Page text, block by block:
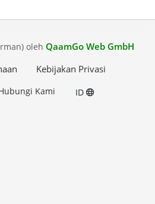
oleh QaamGo Web GmbH
Kebijakan Privasi
Kami ID